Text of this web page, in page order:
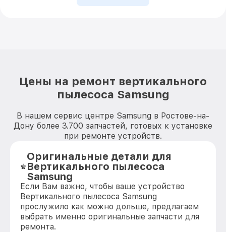
Цены на ремонт вертикального
пылесоса Samsung
В нашем сервис центре Samsung в Ростове-на-
Дону более 3.700 запчастей, готовых к установке
при ремонте устройств.
Оригинальные детали для
Вертикального пылесоса
Samsung
Если Вам важно, чтобы ваше устройство
Вертикального пылесоса Samsung
прослужило как можно дольше, предлагаем
выбрать именно оригинальные запчасти для
ремонта.